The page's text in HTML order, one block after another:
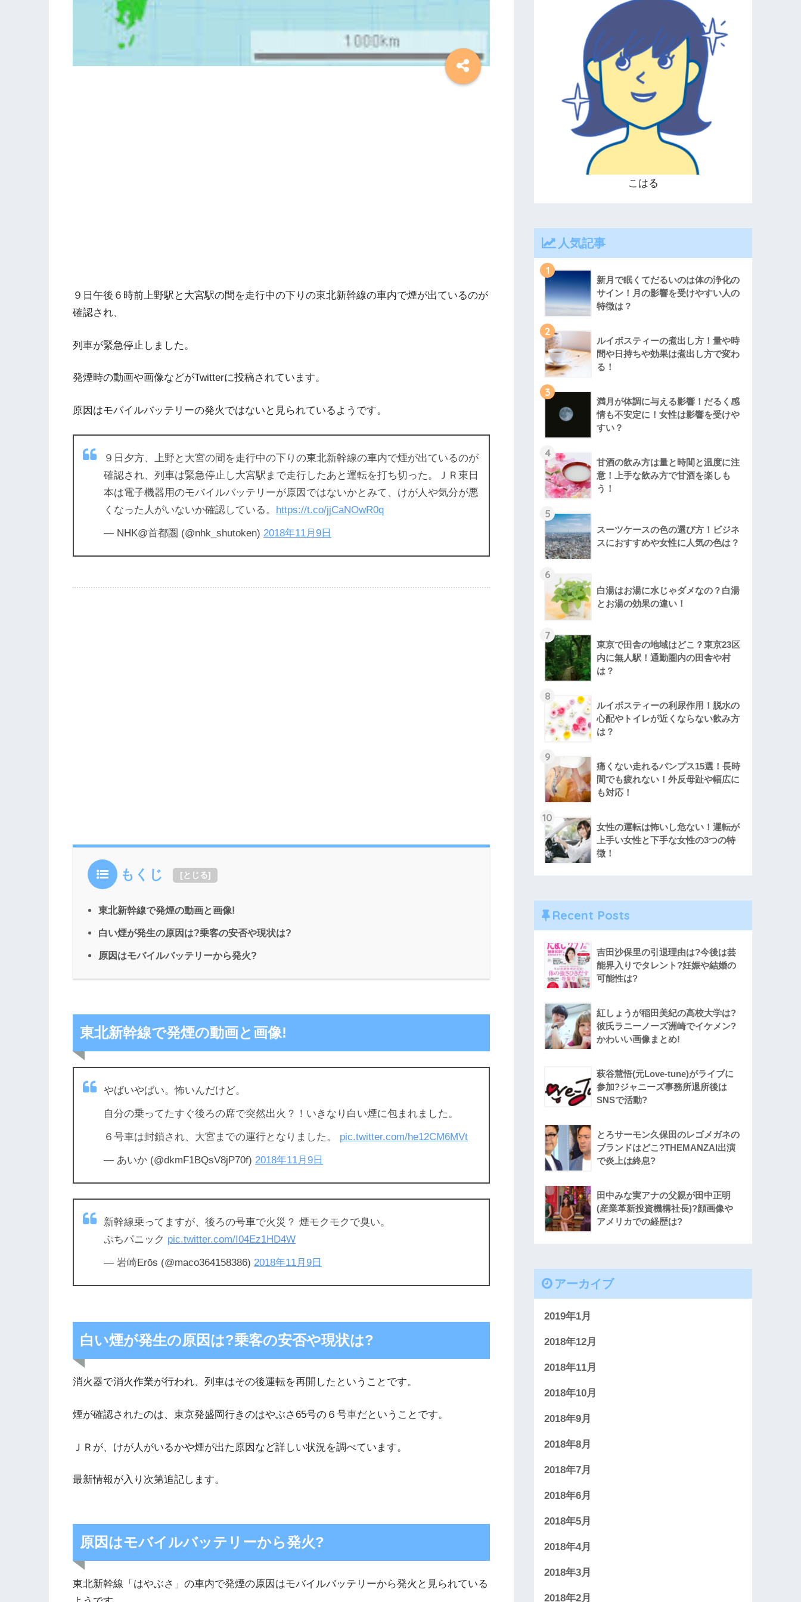
９日午後６時前上野駅と大宮駅の間を走行中の下りの東北新幹線の車内で煙が出ているのが
確認され、
列車が緊急停止しました。
発煙時の動画や画像などがTwitterに投稿されています。
原因はモバイルバッテリーの発火ではないと見られているようです。
９日夕方、上野と大宮の間を走行中の下りの東北新幹線の車内で煙が出ているのが
確認され、列車は緊急停止し大宮駅まで走行したあと運転を打ち切った。ＪＲ東日
本は電子機器用のモバイルバッテリーが原因ではないかとみて、けが人や気分が悪
くなった人がいないか確認している。 https://t.co/jjCaNOwR0q
— NHK@首都圏 (@nhk_shutoken) 2018年11月9日
もくじ [とじる]
東北新幹線で発煙の動画と画像!
白い煙が発生の原因は?乗客の安否や現状は?
原因はモバイルバッテリーから発火?
東北新幹線で発煙の動画と画像!
やばいやばい。怖いんだけど。
自分の乗ってたすぐ後ろの席で突然出火？！いきなり白い煙に包まれました。
６号車は封鎖され、大宮までの運行となりました。 pic.twitter.com/he12CM6MVt
— あいか (@dkmF1BQsV8jP70f) 2018年11月9日
新幹線乗ってますが、後ろの号車で火災？ 煙モクモクで臭い。
ぷちパニック pic.twitter.com/I04Ez1HD4W
— 岩崎Erōs (@maco364158386) 2018年11月9日
白い煙が発生の原因は?乗客の安否や現状は?
消火器で消火作業が行われ、列車はその後運転を再開したということです。
煙が確認されたのは、東京発盛岡行きのはやぶさ65号の６号車だということです。
ＪＲが、けが人がいるかや煙が出た原因など詳しい状況を調べています。
最新情報が入り次第追記します。
原因はモバイルバッテリーから発火?
東北新幹線「はやぶさ」の車内で発煙の原因はモバイルバッテリーから発火と見られている
こはる
人気記事
1
新月で眠くてだるいのは体の浄化の
サイン！月の影響を受けやすい人の
特徴は？
2
ルイボスティーの煮出し方！量や時
間や日持ちや効果は煮出し方で変わ
る！
3
満月が体調に与える影響！だるく感
情も不安定に！女性は影響を受けや
すい？
4
甘酒の飲み方は量と時間と温度に注
意！上手な飲み方で甘酒を楽しも
う！
5
スーツケースの色の選び方！ビジネ
スにおすすめや女性に人気の色は？
6
白湯はお湯に水じゃダメなの？白湯
とお湯の効果の違い！
7
東京で田舎の地域はどこ？東京23区
内に無人駅！通勤圏内の田舎や村
は？
8
ルイボスティーの利尿作用！脱水の
心配やトイレが近くならない飲み方
は？
9
痛くない走れるパンプス15選！長時
間でも疲れない！外反母趾や幅広に
も対応！
10
女性の運転は怖いし危ない！運転が
上手い女性と下手な女性の3つの特
徴！
Recent Posts
吉田沙保里の引退理由は?今後は芸
能界入りでタレント?妊娠や結婚の
可能性は?
紅しょうが稲田美紀の高校大学は?
彼氏ラニーノーズ洲崎でイケメン?
かわいい画像まとめ!
萩谷慧悟(元Love-tune)がライブに
参加?ジャニーズ事務所退所後は
SNSで活動?
とろサーモン久保田のレゴメガネの
ブランドはどこ?THEMANZAI出演
で炎上は終息?
田中みな実アナの父親が田中正明
(産業革新投資機構社長)?顔画像や
アメリカでの経歴は?
アーカイブ
2019年1月
2018年12月
2018年11月
2018年10月
2018年9月
2018年8月
2018年7月
2018年6月
2018年5月
2018年4月
2018年3月
2018年2月